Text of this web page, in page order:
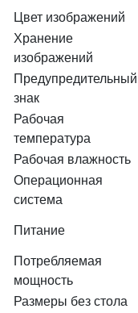
Цвет изображений
Хранение
изображений
Предупредительный
знак
Рабочая
температура
Рабочая влажность
Операционная
система
Питание
Потребляемая
мощность
Размеры без стола